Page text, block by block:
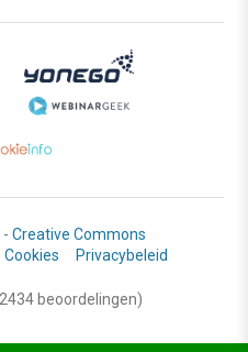
Creative Commons
Cookies Privacybeleid
beoordelingen)